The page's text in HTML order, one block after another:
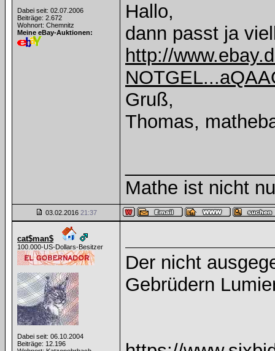
Dabei seit: 02.07.2006
Beiträge: 2.672
Wohnort: Chemnitz
Meine eBay-Auktionen:
Hallo,
dann passt ja
http://
Gruß,
Thomas,
Mathe ist nicht
03.02.2016 21:37
cat$man$
100.000-US-Dollars-Besitzer
Dabei seit: 06.10.2004
Beiträge: 12.196
Der nicht
Gebrüdern